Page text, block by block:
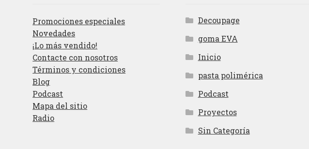
Promociones especiales
Novedades
¡Lo más vendido!
Contacte con nosotros
Términos y condiciones
Blog
Podcast
Mapa del sitio
Radio
Decoupage
goma EVA
Inicio
pasta polimérica
Podcast
Proyectos
Sin Categoría